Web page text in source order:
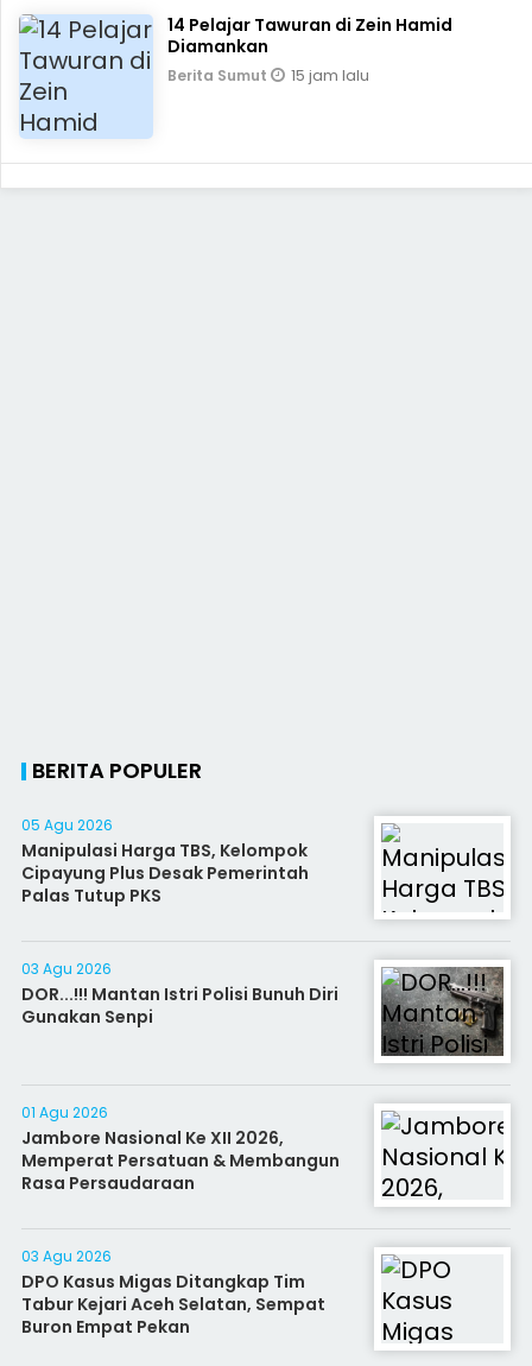
14 Pelajar Tawuran di Zein Hamid
Diamankan
Berita Sumut 15 jam lalu
BERITA POPULER
05 Agu 2026
Manipulasi Harga TBS, Kelompok
Cipayung Plus Desak Pemerintah
Palas Tutup PKS
03 Agu 2026
DOR...!!! Mantan Istri Polisi Bunuh Diri
Gunakan Senpi
01 Agu 2026
Jambore Nasional Ke XII 2026,
Memperat Persatuan & Membangun
Rasa Persaudaraan
03 Agu 2026
DPO Kasus Migas Ditangkap Tim
Tabur Kejari Aceh Selatan, Sempat
Buron Empat Pekan